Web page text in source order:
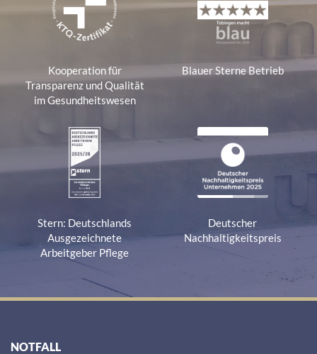
Kooperation für
Transparenz und Qualität
im Gesundheitswesen
Blauer Sterne Betrieb
Stern: Deutschlands
Ausgezeichnete
Arbeitgeber Pflege
Deutscher
Nachhaltigkeitspreis
NOTFALL